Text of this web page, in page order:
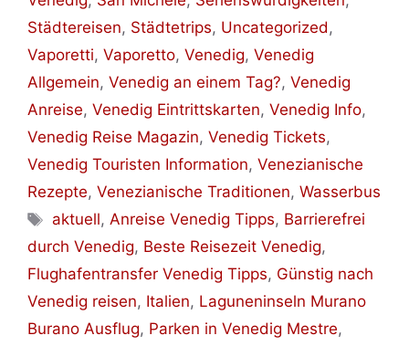
Städtereisen, Städtetrips, Uncategorized,
Vaporetti, Vaporetto, Venedig, Venedig
Allgemein, Venedig an einem Tag?, Venedig
Anreise, Venedig Eintrittskarten, Venedig Info,
Venedig Reise Magazin, Venedig Tickets,
Venedig Touristen Information, Venezianische
Rezepte, Venezianische Traditionen, Wasserbus
Schlagwörter
aktuell,Anreise Venedig Tipps, Barrierefrei
durch Venedig, Beste Reisezeit Venedig,
Flughafentransfer Venedig Tipps, Günstig nach
Venedig reisen, Italien, Laguneninseln Murano
Burano Ausflug, Parken in Venedig Mestre,